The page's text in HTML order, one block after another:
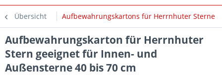
Übersicht Aufbewahrungskartons für Herrnhuter Sterne
Aufbewahrungskarton für Herrnhuter
Stern geeignet für Innen- und
Außensterne 40 bis 70 cm